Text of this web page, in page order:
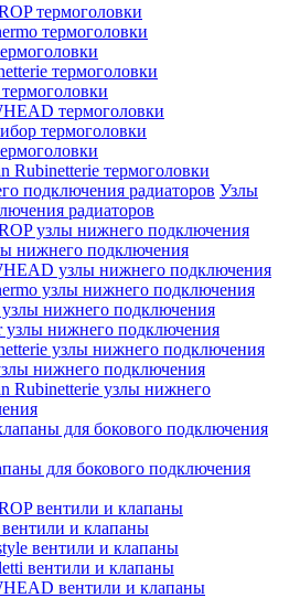
термоголовки
термоголовки
термоголовки
термоголовки
термоголовки
Rubinetterie термоголовки
Узлы
радиаторов
узлы нижнего подключения
нижнего подключения
узлы нижнего подключения
узлы нижнего подключения
нижнего подключения
узлы нижнего подключения
узлы нижнего подключения
нижнего подключения
Rubinetterie узлы нижнего
для бокового подключения
вентили и клапаны
и клапаны
вентили и клапаны
вентили и клапаны
вентили и клапаны